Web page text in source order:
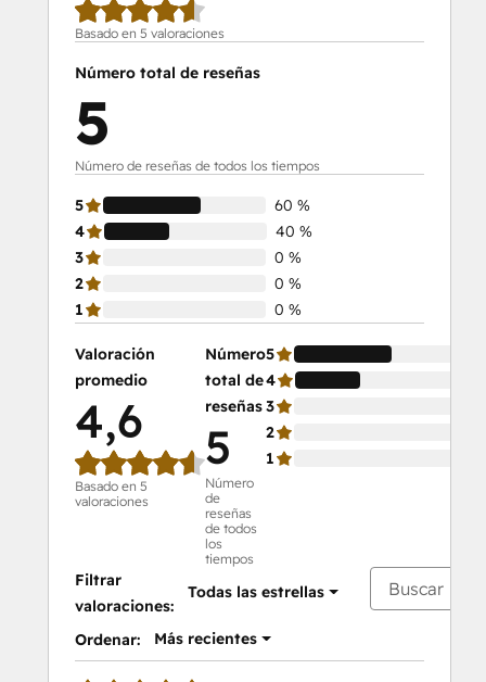
Basado en 5 valoraciones
Número total de reseñas
5
Número de reseñas de todos los tiempos
5
60 %
4
40 %
3
0 %
2
0 %
1
0 %
Valoración
promedio
4,6
Basado en 5
valoraciones
Número
total de
reseñas
5
Número
de
reseñas
de todos
los
tiempos
5
4
3
2
1
Filtrar
valoraciones:
Todas las estrellas
Ordenar: Más recientes